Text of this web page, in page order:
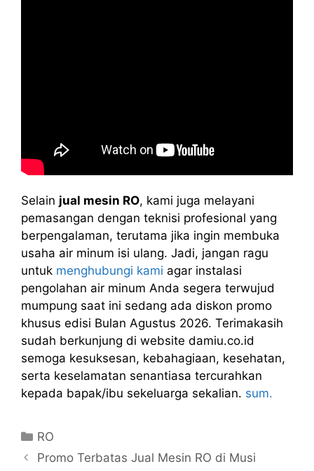
Selain jual mesin RO, kami juga melayani
pemasangan dengan teknisi profesional yang
berpengalaman, terutama jika ingin membuka
usaha air minum isi ulang. Jadi, jangan ragu
untuk menghubungi kami agar instalasi
pengolahan air minum Anda segera terwujud
mumpung saat ini sedang ada diskon promo
khusus edisi Bulan Agustus 2026. Terimakasih
sudah berkunjung di website damiu.co.id
semoga kesuksesan, kebahagiaan, kesehatan,
serta keselamatan senantiasa tercurahkan
kepada bapak/ibu sekeluarga sekalian. sum.
Kategori
RO
Promo Terbatas Jual Mesin RO di Musi